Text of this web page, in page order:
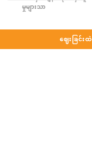
မှုများသာ
ဈေးခြင်